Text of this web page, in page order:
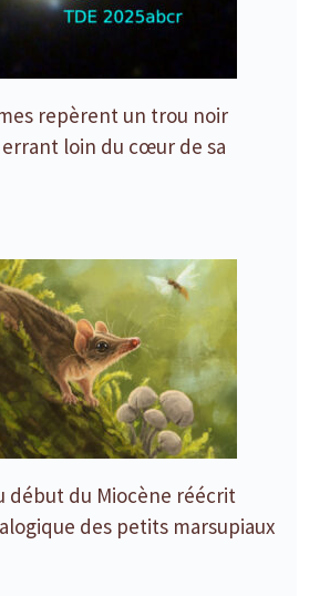
repèrent un trou noir
loin du cœur de sa
début du Miocène réécrit
des petits marsupiaux